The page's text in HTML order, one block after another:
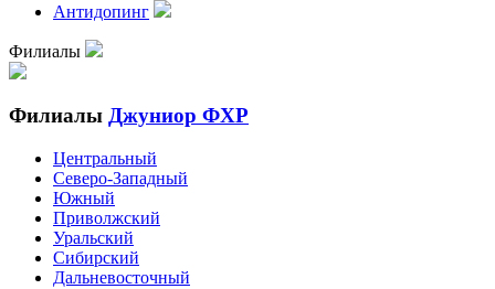
Антидопинг
Филиалы
Филиалы Джуниор ФХР
Центральный
Северо-Западный
Южный
Приволжский
Уральский
Сибирский
Дальневосточный